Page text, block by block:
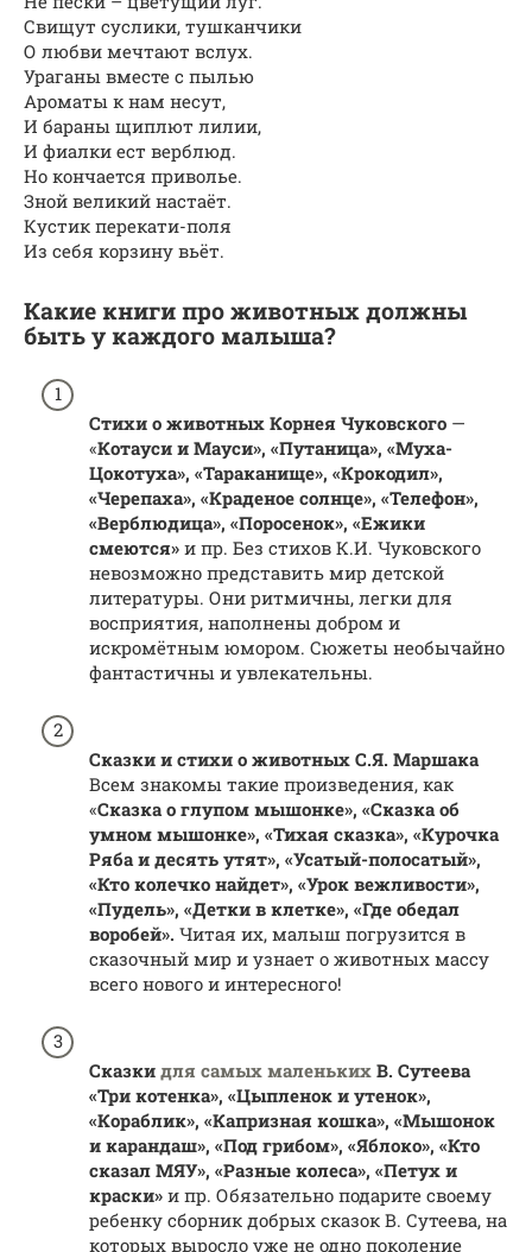
Свищут суслики, тушканчики
О любви мечтают вслух.
Ураганы вместе с пылью
Ароматы к нам несут,
И бараны щиплют лилии,
И фиалки ест верблюд.
Но кончается приволье.
Зной великий настаёт.
Кустик перекати-поля
Из себя корзину вьёт.
Какие книги про животных должны
быть у каждого малыша?
Стихи о животных Корнея Чуковского —
«Котауси и Мауси», «Путаница», «Муха-
Цокотуха», «Тараканище», «Крокодил»,
«Черепаха», «Краденое солнце», «Телефон»,
«Верблюдица», «Поросенок», «Ежики
смеются» и пр. Без стихов К.И. Чуковского
невозможно представить мир детской
литературы. Они ритмичны, легки для
восприятия, наполнены добром и
искромётным юмором. Сюжеты необычайно
фантастичны и увлекательны.
Сказки и стихи о животных С.Я. Маршака
Всем знакомы такие произведения, как
«Сказка о глупом мышонке», «Сказка об
умном мышонке», «Тихая сказка», «Курочка
Ряба и десять утят», «Усатый-полосатый»,
«Кто колечко найдет», «Урок вежливости»,
«Пудель», «Детки в клетке», «Где обедал
воробей». Читая их, малыш погрузится в
сказочный мир и узнает о животных массу
всего нового и интересного!
Сказки для самых маленьких В. Сутеева
«Три котенка», «Цыпленок и утенок»,
«Кораблик», «Капризная кошка», «Мышонок
и карандаш», «Под грибом», «Яблоко», «Кто
сказал МЯУ», «Разные колеса», «Петух и
краски» и пр. Обязательно подарите своему
ребенку сборник добрых сказок В. Сутеева, на
которых выросло уже не одно поколение